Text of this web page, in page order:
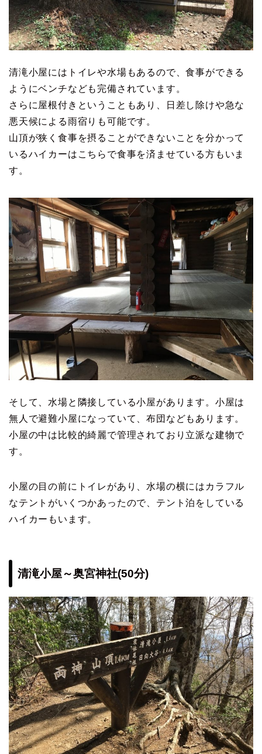
清滝小屋にはトイレや水場もあるので、食事ができる
ようにベンチなども完備されています。
さらに屋根付きということもあり、日差し除けや急な
悪天候による雨宿りも可能です。
山頂が狭く食事を摂ることができないことを分かって
いるハイカーはこちらで食事を済ませている方もいま
す。
そして、水場と隣接している小屋があります。小屋は
無人で避難小屋になっていて、布団などもあります。
小屋の中は比較的綺麗で管理されており立派な建物で
す。
小屋の目の前にトイレがあり、水場の横にはカラフル
なテントがいくつかあったので、テント泊をしている
ハイカーもいます。
清滝小屋～奥宮神社(50分)